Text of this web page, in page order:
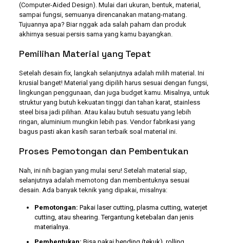
(Computer-Aided Design). Mulai dari ukuran, bentuk, material,
sampai fungsi, semuanya direncanakan matang-matang.
Tujuannya apa? Biar nggak ada salah paham dan produk
akhirnya sesuai persis sama yang kamu bayangkan.
Pemilihan Material yang Tepat
Setelah desain fix, langkah selanjutnya adalah milih material. Ini
krusial banget! Material yang dipilih harus sesuai dengan fungsi,
lingkungan penggunaan, dan juga budget kamu. Misalnya, untuk
struktur yang butuh kekuatan tinggi dan tahan karat, stainless
steel bisa jadi pilihan. Atau kalau butuh sesuatu yang lebih
ringan, aluminium mungkin lebih pas. Vendor fabrikasi yang
bagus pasti akan kasih saran terbaik soal material ini.
Proses Pemotongan dan Pembentukan
Nah, ini nih bagian yang mulai seru! Setelah material siap,
selanjutnya adalah memotong dan membentuknya sesuai
desain. Ada banyak teknik yang dipakai, misalnya:
Pemotongan: Pakai laser cutting, plasma cutting, waterjet
cutting, atau shearing. Tergantung ketebalan dan jenis
materialnya.